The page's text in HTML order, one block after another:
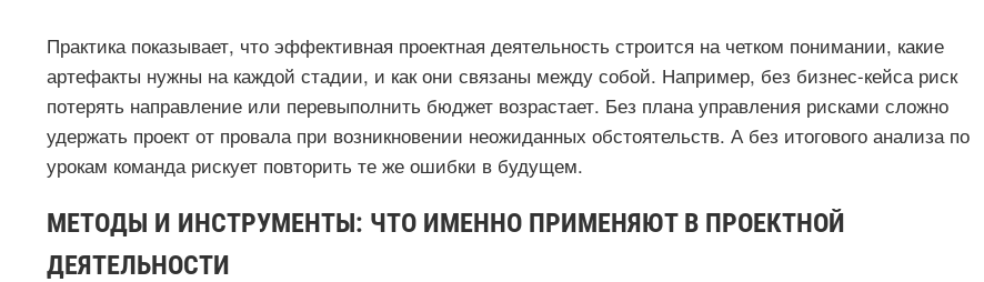
Практика показывает, что эффективная проектная деятельность строится на четком понимании, какие
артефакты нужны на каждой стадии, и как они связаны между собой. Например, без бизнес-кейса риск
потерять направление или перевыполнить бюджет возрастает. Без плана управления рисками сложно
удержать проект от провала при возникновении неожиданных обстоятельств. А без итогового анализа по
урокам команда рискует повторить те же ошибки в будущем.
МЕТОДЫ И ИНСТРУМЕНТЫ: ЧТО ИМЕННО ПРИМЕНЯЮТ В ПРОЕКТНОЙ
ДЕЯТЕЛЬНОСТИ